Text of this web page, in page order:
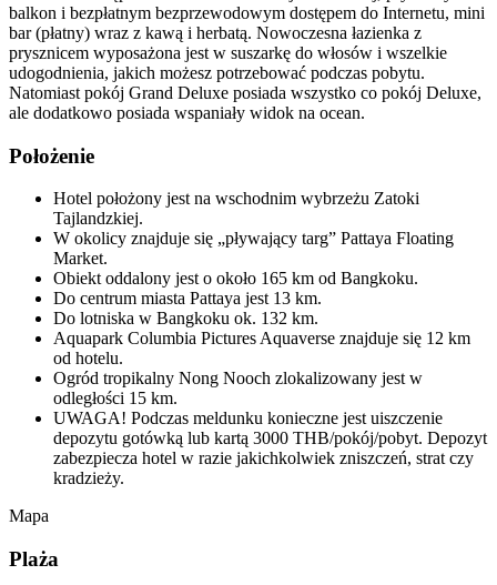
balkon i bezpłatnym bezprzewodowym dostępem do Internetu, mini
bar (płatny) wraz z kawą i herbatą. Nowoczesna łazienka z
prysznicem wyposażona jest w suszarkę do włosów i wszelkie
udogodnienia, jakich możesz potrzebować podczas pobytu.
Natomiast pokój Grand Deluxe posiada wszystko co pokój Deluxe,
ale dodatkowo posiada wspaniały widok na ocean.
Położenie
Hotel położony jest na wschodnim wybrzeżu Zatoki
Tajlandzkiej.
W okolicy znajduje się „pływający targ” Pattaya Floating
Market.
Obiekt oddalony jest o około 165 km od Bangkoku.
Do centrum miasta Pattaya jest 13 km.
Do lotniska w Bangkoku ok. 132 km.
Aquapark Columbia Pictures Aquaverse znajduje się 12 km
od hotelu.
Ogród tropikalny Nong Nooch zlokalizowany jest w
odległości 15 km.
UWAGA! Podczas meldunku konieczne jest uiszczenie
depozytu gotówką lub kartą 3000 THB/pokój/pobyt. Depozyt
zabezpiecza hotel w razie jakichkolwiek zniszczeń, strat czy
kradzieży.
Mapa
Plaża